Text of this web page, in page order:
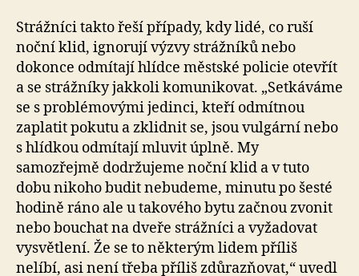
Strážníci takto řeší případy, kdy lidé, co ruší
noční klid, ignorují výzvy strážníků nebo
dokonce odmítají hlídce městské policie otevřít
a se strážníky jakkoli komunikovat. „Setkáváme
se s problémovými jedinci, kteří odmítnou
zaplatit pokutu a zklidnit se, jsou vulgární nebo
s hlídkou odmítají mluvit úplně. My
samozřejmě dodržujeme noční klid a v tuto
dobu nikoho budit nebudeme, minutu po šesté
hodině ráno ale u takového bytu začnou zvonit
nebo bouchat na dveře strážníci a vyžadovat
vysvětlení. Že se to některým lidem příliš
nelíbí, asi není třeba příliš zdůrazňovat,“ uvedl